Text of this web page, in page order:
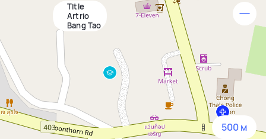
Title
Artrio
Bang Tao
500 м
500 м
1500 м
3 км
5 км